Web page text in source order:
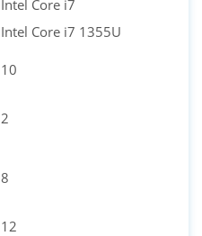
Intel Core i7
Intel Core i7 1355U
10
2
8
12